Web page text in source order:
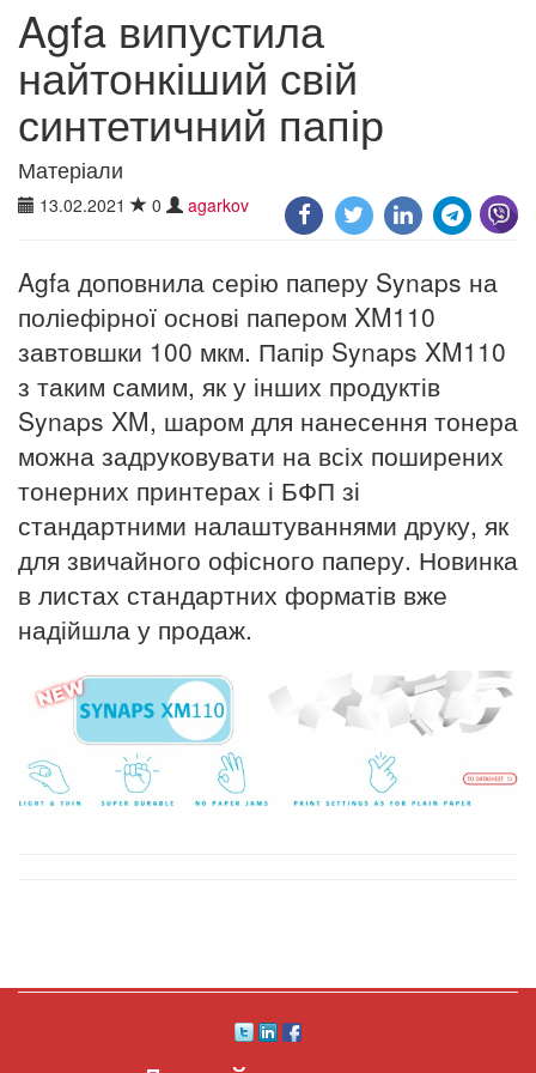
Agfa випустила
найтонкіший свій
синтетичний папір
Матеріали
13.02.2021 0 agarkov
Agfa доповнила серію паперу Synaps на
поліефірної основі папером XM110
завтовшки 100 мкм. Папір Synaps XM110
з таким самим, як у інших продуктів
Synaps XM, шаром для нанесення тонера
можна задруковувати на всіх поширених
тонерних принтерах і БФП зі
стандартними налаштуваннями друку, як
для звичайного офісного паперу. Новинка
в листах стандартних форматів вже
надійшла у продаж.